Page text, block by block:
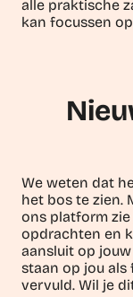
alle praktische
kan focussen
We weten dat
het bos te zien.
ons platform
opdrachten en
aansluit op
staan op jou
vervuld. Wil je